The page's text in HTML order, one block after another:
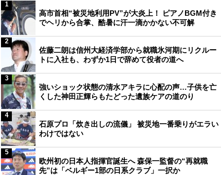
高市首相“被災地利用PV”が大炎上！ ピアノBGM付き
でヘリから合掌、酷暑に汗一滴かかない不可解
1
佐藤二朗は信州大経済学部から就職氷河期にリクルー
トに入社も、わずか1日で辞めて役者の道へ
2
強いショック状態の清水アキラに心配の声…子供を亡
くした神田正輝らもたどった遺族ケアの道のり
3
石原プロ「炊き出しの流儀」 被災地一番乗りがエラい
わけではない
4
欧州初の日本人指揮官誕生へ 森保一監督の“再就職
先”は「ベルギー1部の日系クラブ」一択か
5